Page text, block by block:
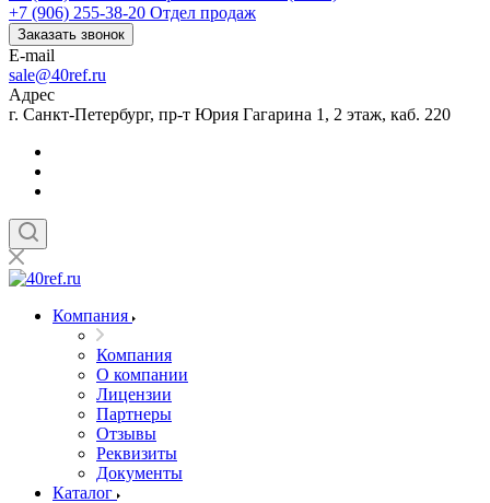
+7 (906) 255-38-20 Отдел продаж
Заказать звонок
E-mail
sale@40ref.ru
Адрес
г. Санкт-Петербург, пр-т Юрия Гагарина 1, 2 этаж, каб. 220
Компания
Компания
О компании
Лицензии
Партнеры
Отзывы
Реквизиты
Документы
Каталог